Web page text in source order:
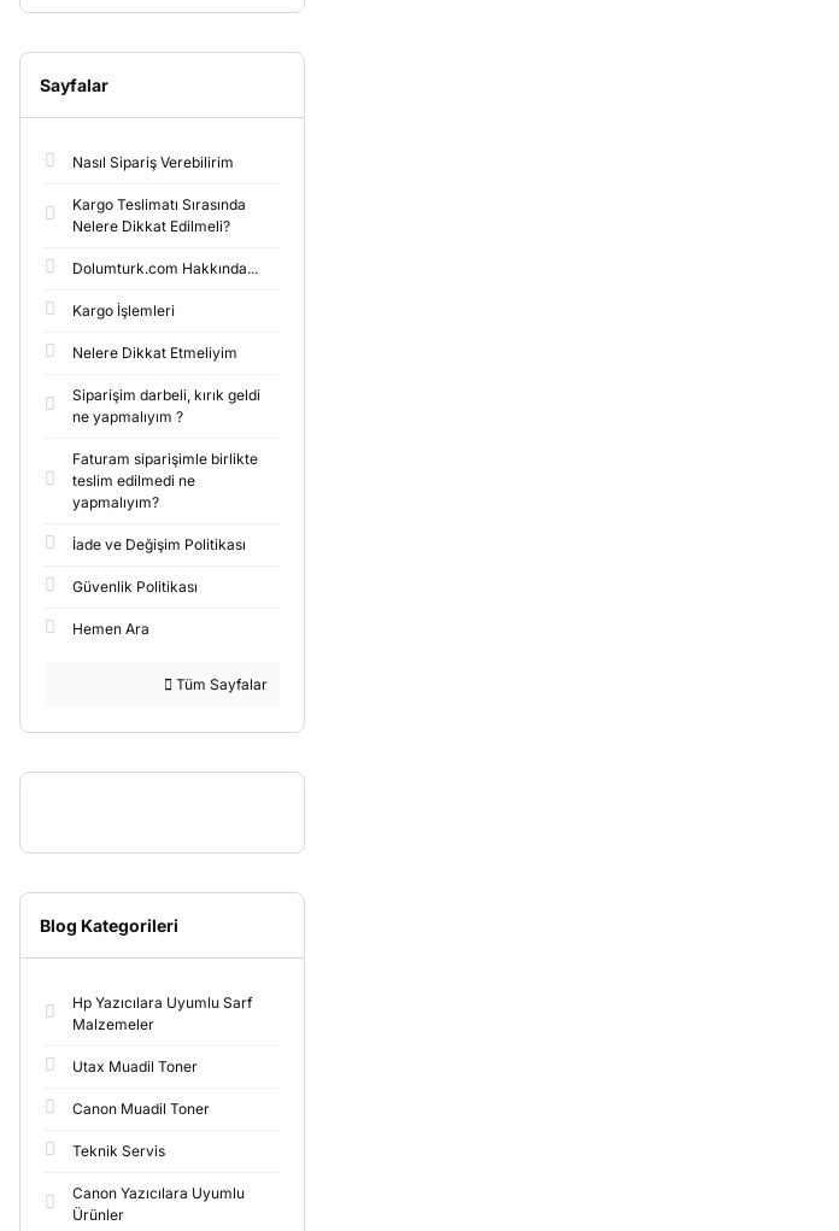
Sayfalar
Nasıl Sipariş Verebilirim
Kargo Teslimatı Sırasında
Nelere Dikkat Edilmeli?
Dolumturk.com Hakkında...
Kargo İşlemleri
Nelere Dikkat Etmeliyim
Siparişim darbeli, kırık geldi
ne yapmalıyım ?
Faturam siparişimle birlikte
teslim edilmedi ne
yapmalıyım?
İade ve Değişim Politikası
Güvenlik Politikası
Hemen Ara
Tüm Sayfalar
Blog Kategorileri
Hp Yazıcılara Uyumlu Sarf
Malzemeler
Utax Muadil Toner
Canon Muadil Toner
Teknik Servis
Canon Yazıcılara Uyumlu
Ürünler